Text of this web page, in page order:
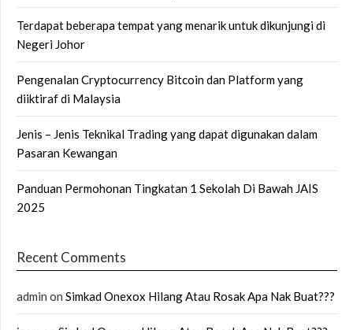
Terdapat beberapa tempat yang menarik untuk dikunjungi di
Negeri Johor
Pengenalan Cryptocurrency Bitcoin dan Platform yang
diiktiraf di Malaysia
Jenis – Jenis Teknikal Trading yang dapat digunakan dalam
Pasaran Kewangan
Panduan Permohonan Tingkatan 1 Sekolah Di Bawah JAIS
2025
Recent Comments
admin on Simkad Onexox Hilang Atau Rosak Apa Nak Buat???